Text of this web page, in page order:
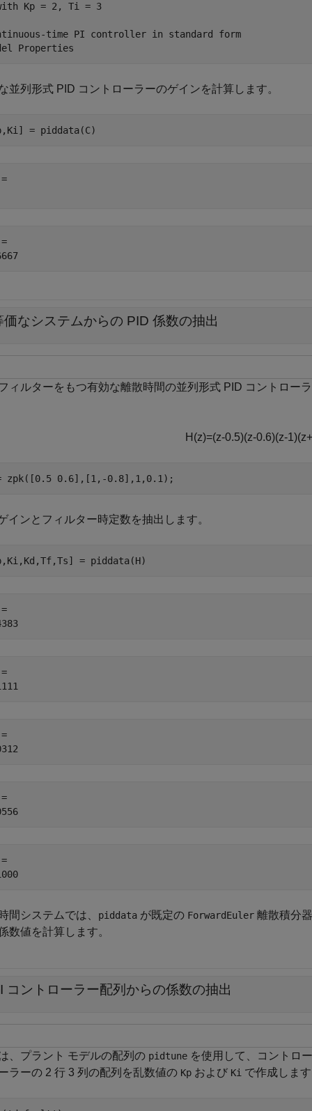
Kp = 2, Ti = 3
time PI controller in standard form
並列形式 PID コントローラーのゲインを計算します。
= piddata(C)
価なシステムからの PID 係数の抽出
ィルターをもつ有効な離散時間の並列形式 PID コントロー
H (z)=(z-0.5)(z-0.6)(z-1 )(z+
zpk([0.5 0.6],[1,-0.8],1,0.1);
インとフィルター時定数を抽出します。
= piddata(H)
間システムでは、 piddata が既定の ForwardEuler 離散積分
数値を計算します。
コントローラー配列からの係数の抽出
、プラント モデルの配列の pidtune を使用して、コントロ
ラーの 2 行 3 列の配列を乱数値の Kp および Ki で作成しま